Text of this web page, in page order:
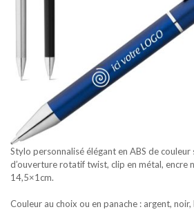
Stylo personnalisé élégant en ABS de couleur
d’ouverture rotatif twist, clip en métal, encre
14,5×1cm.
Couleur au choix ou en panache : argent, noir,